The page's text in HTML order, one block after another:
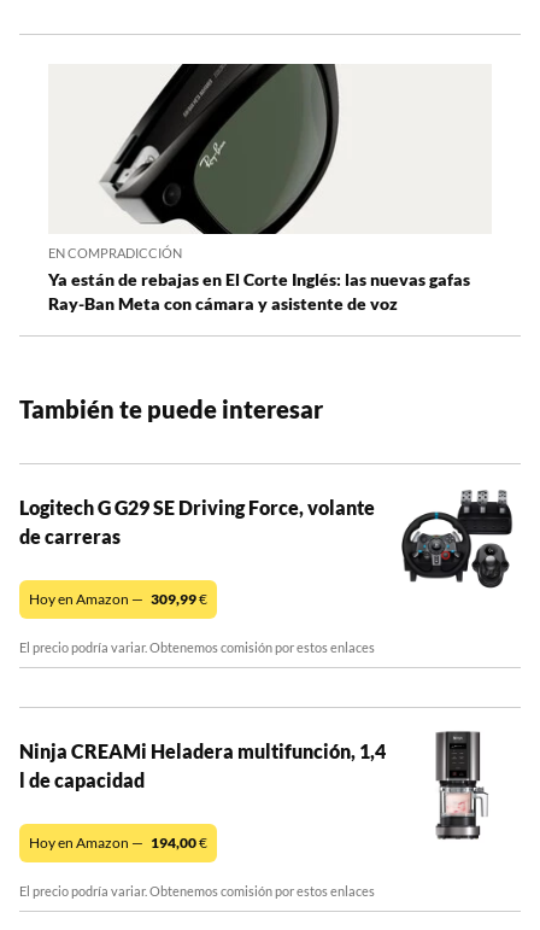
EN COMPRADICCIÓN
Ya están de rebajas en El Corte Inglés: las nuevas gafas
Ray-Ban Meta con cámara y asistente de voz
También te puede interesar
Logitech G G29 SE Driving Force, volante
de carreras
Hoy en Amazon — 309,99€
El precio podría variar. Obtenemos comisión por estos enlaces
Ninja CREAMi Heladera multifunción, 1,4
l de capacidad
Hoy en Amazon — 194,00€
El precio podría variar. Obtenemos comisión por estos enlaces